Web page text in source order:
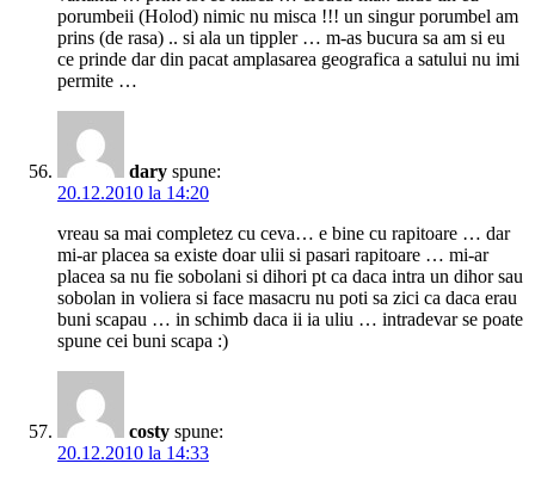
porumbeii (Holod) nimic nu misca !!! un singur porumbel am
prins (de rasa) .. si ala un tippler … m-as bucura sa am si eu
ce prinde dar din pacat amplasarea geografica a satului nu imi
permite …
dary spune:
20.12.2010 la 14:20
vreau sa mai completez cu ceva… e bine cu rapitoare … dar
mi-ar placea sa existe doar ulii si pasari rapitoare … mi-ar
placea sa nu fie sobolani si dihori pt ca daca intra un dihor sau
sobolan in voliera si face masacru nu poti sa zici ca daca erau
buni scapau … in schimb daca ii ia uliu … intradevar se poate
spune cei buni scapa :)
costy spune:
20.12.2010 la 14:33